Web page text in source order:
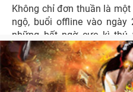
Không chỉ đơn thuần là
ngộ, buổi offline vào ngày
những bất ngờ cực kì thú
tham gia sẽ phải “hối hận